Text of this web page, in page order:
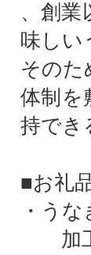
、創業
味しい
そのた
体制を
持でき
■お礼
・う
加工